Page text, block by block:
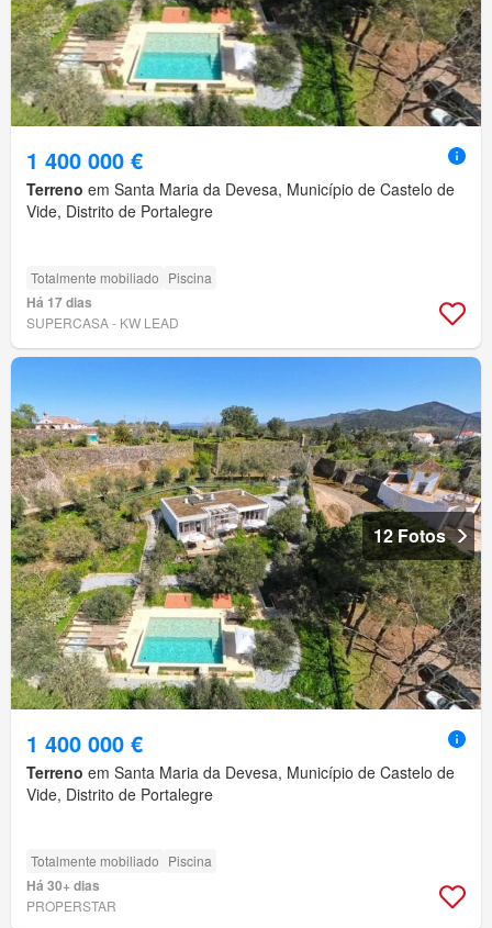
1 400 000 €
Terreno em Santa Maria da Devesa, Município de Castelo de
Vide, Distrito de Portalegre
Totalmente mobiliado Piscina
Há 17 dias
SUPERCASA - KW LEAD
12 Fotos
1 400 000 €
Terreno em Santa Maria da Devesa, Município de Castelo de
Vide, Distrito de Portalegre
Totalmente mobiliado Piscina
Há 30+ dias
PROPERSTAR